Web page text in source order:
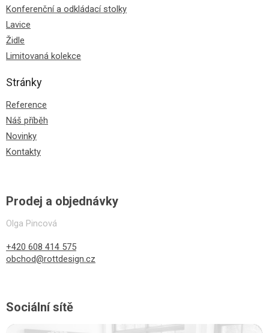
Konferenční a odkládací stolky
Lavice
Židle
Limitovaná kolekce
Stránky
Reference
Náš příběh
Novinky
Kontakty
Prodej a objednávky
Olga Pincová
+420 608 414 575
obchod@rottdesign.cz
Sociální sítě